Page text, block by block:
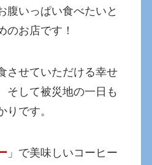
腹いっぱい食べたいと
のお店です！
させていただける幸せ
そして被災地の一日も
りです。
」で美味しいコーヒー